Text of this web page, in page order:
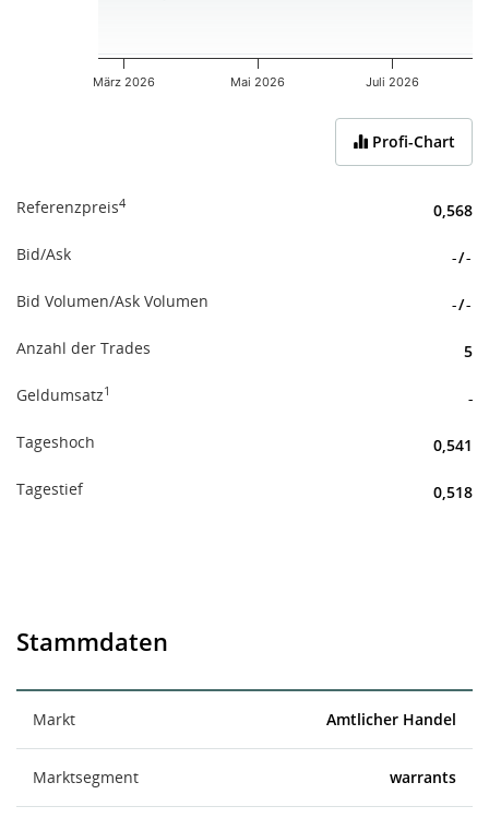
März 2026 Mai 2026 Juli 2026
Profi-Chart
Referenzpreis4 0,568
Bid/Ask -/-
Bid Volumen/Ask Volumen -/-
Anzahl der Trades 5
Geldumsatz1 -
Tageshoch 0,541
Tagestief 0,518
Stammdaten
Markt Amtlicher Handel
Marktsegment warrants